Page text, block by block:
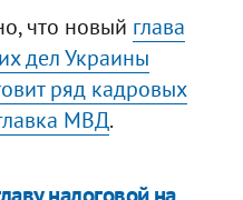
что новый глава
дел Украины
ряд кадровых
МВД.